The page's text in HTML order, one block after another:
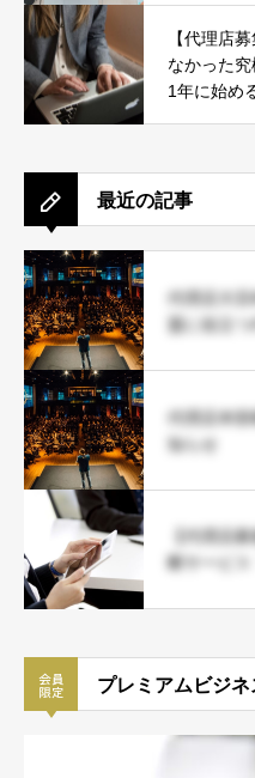
【代理店
なかった
1年に始め
最近の記事
代理店大
盟に役立
代理店本
知らせ
【代理店
断サービス
プレミアムビジネ